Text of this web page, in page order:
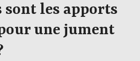
sont les apports
une jument